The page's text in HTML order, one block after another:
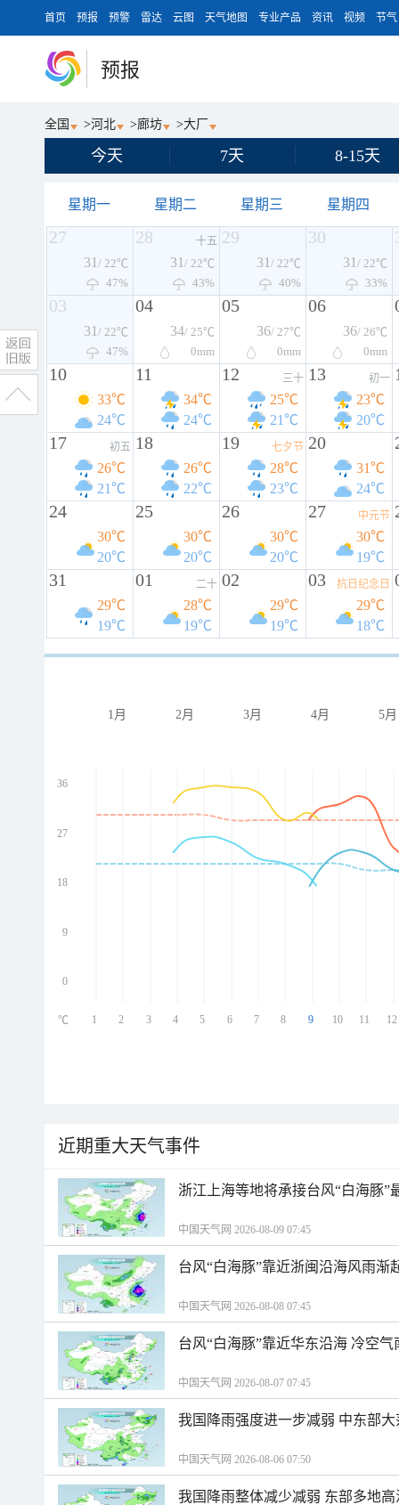
首页 预报 预警 雷达 云图 天气地图 专业产品 资讯 视频 节气
预报
全国 >河北 >廊坊 >大厂
今天 7天 8-15天
星期一 星期二 星期三 星期四
27
31 / 22℃
47%
28 十五
31 / 22℃
43%
29
31 / 22℃
40%
30
31 / 22℃
33%
03
31 / 22℃
47%
04
34/ 25℃
0mm
05
36/ 27℃
0mm
06
36/ 26℃
0mm
10
33℃
24℃
11
34℃
24℃
12 三十
25℃
21℃
13 初一
23℃
20℃
17 初五
26℃
21℃
18
26℃
22℃
19 七夕节
28℃
23℃
20
31℃
24℃
24
30℃
20℃
25
30℃
20℃
26
30℃
20℃
27 中元节
30℃
19℃
31
29℃
19℃
01 二十
28℃
19℃
02
29℃
19℃
03 抗日纪念日
29℃
18℃
1月 2月 3月 4月 5月
36
27
18
9
0
1 2 3 4 5 6 7 8 9 10 11 12
℃
近期重大天气事件
浙江上海等地将承接台风“白海豚”
中国天气网 2026-08-09 07:45
台风“白海豚”靠近浙闽沿海风雨渐
中国天气网 2026-08-08 07:45
台风“白海豚”靠近华东沿海 冷空
中国天气网 2026-08-07 07:45
我国降雨强度进一步减弱 中东部
中国天气网 2026-08-06 07:50
我国降雨整体减少减弱 东部多地